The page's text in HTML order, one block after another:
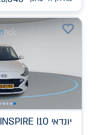
יונדאי INSPIRE I10